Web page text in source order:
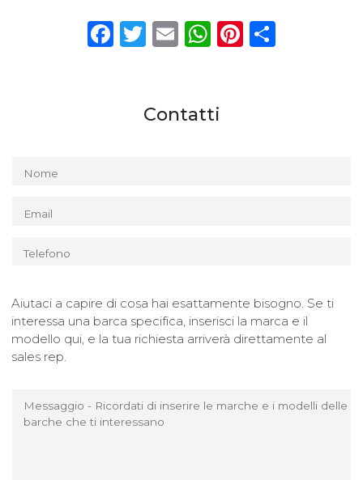
Facebook
Twitter
EmailWhatsApp
Pinterest
Contatti
Nome
Email
Telefono
Aiutaci a capire di cosa hai esattamente bisogno. Se ti
interessa una barca specifica, inserisci la marca e il
modello qui, e la tua richiesta arriverà direttamente al
sales rep.
Messaggio - Ricordati di inserire le marche e i modelli delle
barche che ti interessano